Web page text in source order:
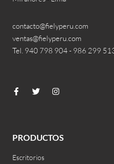
contacto@fielyperu.com
ventas@fielyperu.com
Tel. 940 798 904 - 986 299
PRODUCTOS
Escritorios